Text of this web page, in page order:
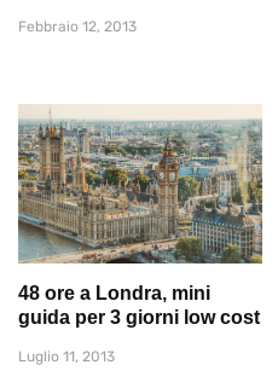
Febbraio 12, 2013
48 ore a Londra, mini
guida per 3 giorni low cost
Luglio 11, 2013